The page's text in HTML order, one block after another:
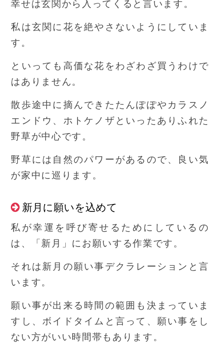
幸せは玄関から入ってくると言います。
私は玄関に花を絶やさないようにしていま
す。
といっても高価な花をわざわざ買うわけで
はありません。
散歩途中に摘んできたたんぽぽやカラスノ
エンドウ、ホトケノザといったありふれた
野草が中心です。
野草には自然のパワーがあるので、良い気
が家中に巡ります。
新月に願いを込めて
私が幸運を呼び寄せるためにしているの
は、「新月」にお願いする作業です。
それは新月の願い事デクラレーションと言
います。
願い事が出来る時間の範囲も決まっていま
すし、ボイドタイムと言って、願い事をし
ない方がいい時間帯もあります。